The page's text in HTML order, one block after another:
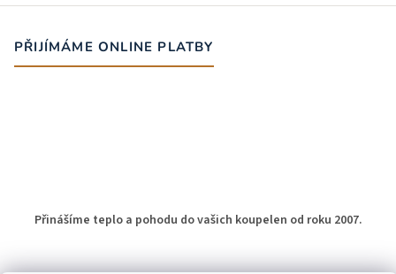
PŘIJÍMÁME ONLINE PLATBY
Přinášíme teplo a pohodu do vašich koupelen od roku 2007.